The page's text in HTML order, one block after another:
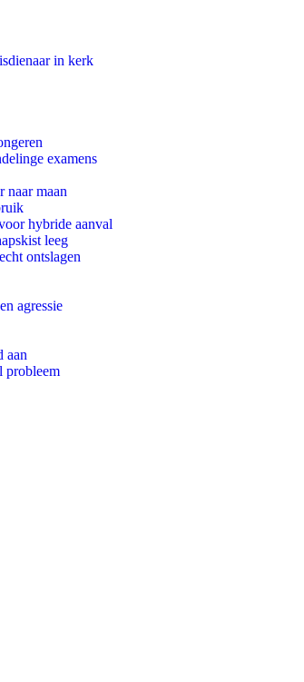
in kerk
examens
naar maan
hybride aanval
leeg
ontslagen
agressie
aan
probleem